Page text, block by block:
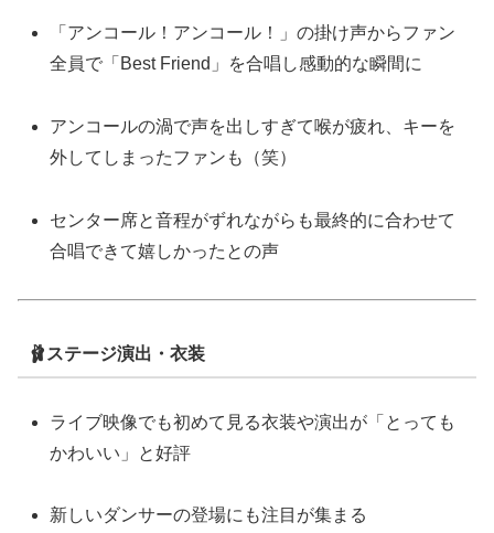
「アンコール！アンコール！」の掛け声からファン
全員で「Best Friend」を合唱し感動的な瞬間に
アンコールの渦で声を出しすぎて喉が疲れ、キーを
外してしまったファンも（笑）
センター席と音程がずれながらも最終的に合わせて
合唱できて嬉しかったとの声
🩰ステージ演出・衣装
ライブ映像でも初めて見る衣装や演出が「とっても
かわいい」と好評
新しいダンサーの登場にも注目が集まる